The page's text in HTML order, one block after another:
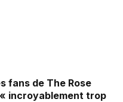
fans de The Rose
incroyablement trop